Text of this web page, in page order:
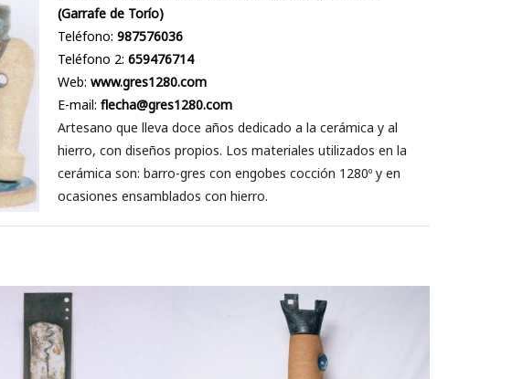
(Garrafe de Torío)
Teléfono: 987576036
Teléfono 2: 659476714
Web: www.gres1280.com
E-mail: flecha@gres1280.com
Artesano que lleva doce años dedicado a la cerámica y al
hierro, con diseños propios. Los materiales utilizados en la
cerámica son: barro-gres con engobes cocción 1280º y en
ocasiones ensamblados con hierro.